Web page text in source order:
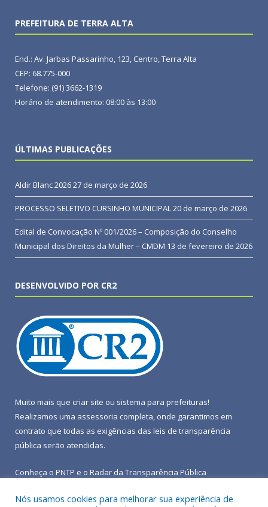
PREFEITURA DE TERRA ALTA
End.: Av. Jarbas Passarinho, 123, Centro, Terra Alta
CEP: 68.775-000
Telefone: (91) 3662-1319
Horário de atendimento: 08:00 às 13:00
ÚLTIMAS PUBLICAÇÕES
Aldir Blanc 202627 de março de 2026
PROCESSO SELETIVO CURSINHO MUNICIPAL20 de março de 2026
Edital de Convocação Nº 001/2026 – Composição do Conselho
Municipal dos Direitos da Mulher – CMDM 13 de fevereiro de 2026
DESENVOLVIDO POR CR2
Muito mais que criar site ou sistema para prefeituras!
Realizamos uma assessoria completa, onde garantimos em
contrato que todas as exigências das leis de transparência
pública serão atendidas.
Conheça o PNTP e o Radar da Transparência Pública
Nós usamos cookies para melhorar sua experiência de